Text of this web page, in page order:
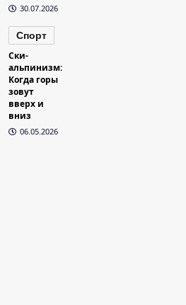
30.07.2026
Спорт
Ски-
альпинизм:
Когда горы
зовут
вверх и
вниз
06.05.2026